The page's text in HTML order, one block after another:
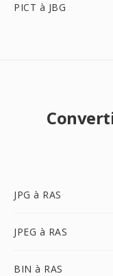
PICT à JBG
JPG à RAS
JPEG à RAS
BIN à RAS